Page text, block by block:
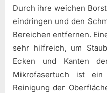
Durch ihre weichen
eindringen und den
Bereichen entfernen.
sehr hilfreich, um
Ecken und Kanten
Mikrofasertuch ist
Reinigung der